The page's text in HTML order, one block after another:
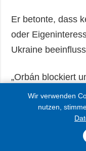
Er betonte, dass
oder
Ukraine
„Orbán blockiert
Union. Er glaubt,
Russen ist es
auch nicht
Wir verwenden
nutzen,